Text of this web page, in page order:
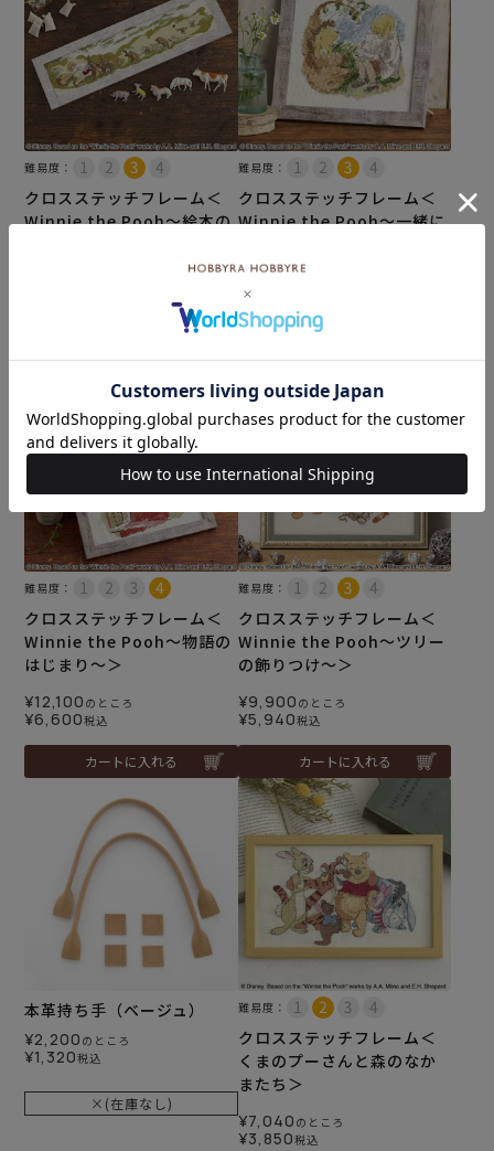
難易度：
クロスステッチフレーム＜
Winnie the Pooh～絵本の
難易度：
クロスステッチフレーム＜
Winnie the Pooh～一緒に
¥5,390
難易度：
クロスステッチフレーム＜
Winnie the Pooh～物語の
はじまり～＞
¥12,100 のところ
¥6,600税込
カートに入れる
難易度：
クロスステッチフレーム＜
Winnie the Pooh～ツリー
の飾りつけ～＞
¥9,900 のところ
¥5,940税込
カートに入れる
本革持ち手（ベージュ）
¥2,200 のところ
¥1,320税込
×(在庫なし)
難易度：
クロスステッチフレーム＜
くまのプーさんと森のなか
またち＞
¥7,040 のところ
¥3,850税込